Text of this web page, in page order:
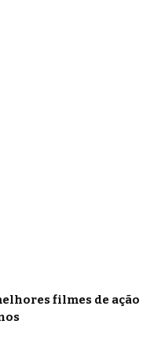
filmes de ação